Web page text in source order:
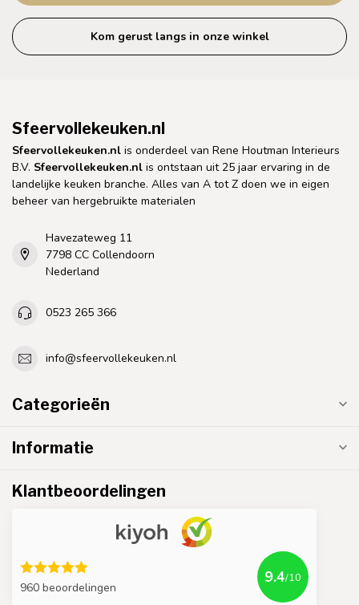
Kom gerust langs in onze winkel
Sfeervollekeuken.nl
Sfeervollekeuken.nl is onderdeel van Rene Houtman Interieurs
B.V. Sfeervollekeuken.nl is ontstaan uit 25 jaar ervaring in de
landelijke keuken branche. Alles van A tot Z doen we in eigen
beheer van hergebruikte materialen
Havezateweg 11
7798 CC Collendoorn
Nederland
0523 265 366
info@sfeervollekeuken.nl
Categorieën
Informatie
Klantbeoordelingen
960 beoordelingen
9.4/10